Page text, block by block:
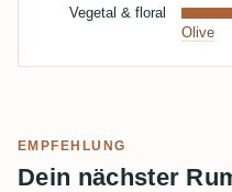
Vegetal & floral
Olive
EMPFEHLUNG
Dein nächster